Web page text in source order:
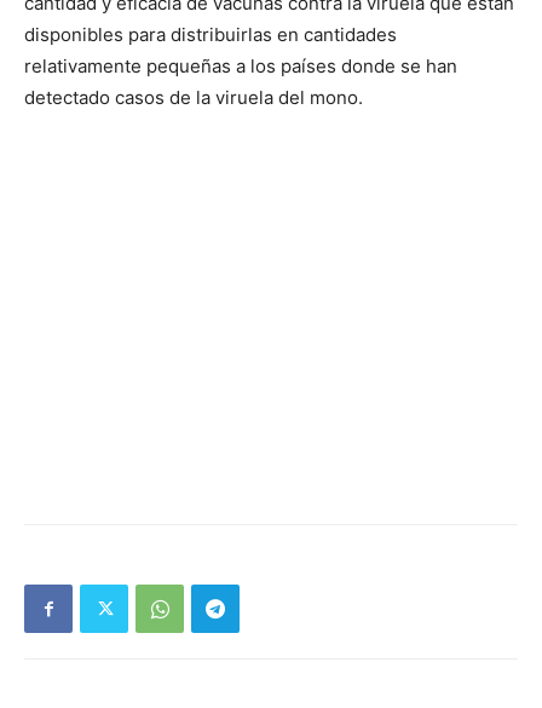
disponibles para distribuirlas en cantidades
relativamente pequeñas a los países donde se han
detectado casos de la viruela del mono.